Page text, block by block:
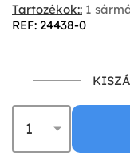
Tartozékok:: 1
REF: 24438-0